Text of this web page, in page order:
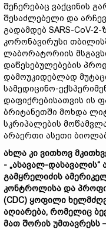
შეჩერებაც ვაქცინის
შესაძლებელი და
გადამდებ SARS-CoV-
კორონავირუსი
ლაბორატორიის
დაწესებულებების
დამოუკიდებლად
სამედიცინო-
დაფიქრებისათვის ის
ბრიტანეთში მოხდა
სკრიპალების
არაერთი ასეთი
ახლა კი ვითხოვ
- „ასავალ-დასავალის“
გამყრელიძის
კონტროლისა და
(CDC) ყოფილი
აღიარება, რომელიც
მათ შორის უმთავრესს